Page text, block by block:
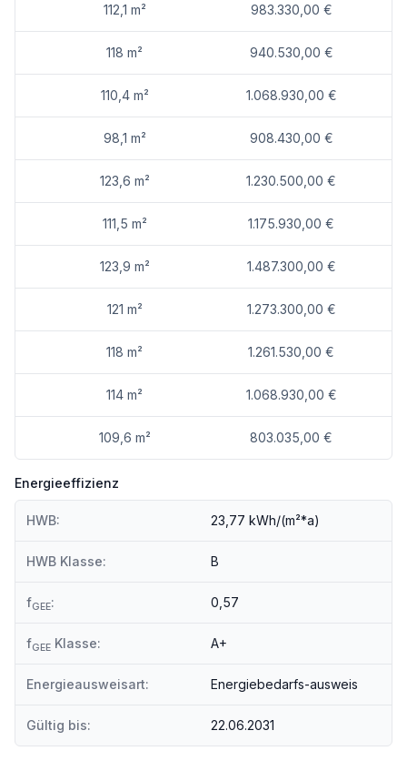
112,1 m² 983.330,00 €
118 m² 940.530,00 €
110,4 m² 1.068.930,00 €
98,1 m² 908.430,00 €
123,6 m² 1.230.500,00 €
111,5 m² 1.175.930,00 €
123,9 m² 1.487.300,00 €
121 m² 1.273.300,00 €
118 m² 1.261.530,00 €
114 m² 1.068.930,00 €
109,6 m² 803.035,00 €
Energieeffizienz
HWB: 23,77 kWh/(m²*a)
HWB Klasse: B
fGEE: 0,57
fGEE Klasse: A+
Energieausweisart: Energiebedarfs-ausweis
Gültig bis: 22.06.2031